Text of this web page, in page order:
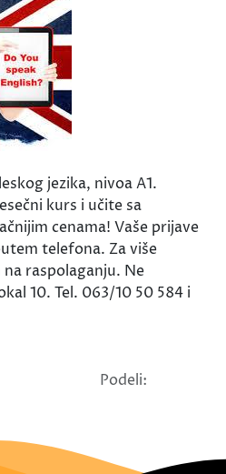
jezika, nivoa A1.
kurs i učite sa
cenama! Vaše prijave
telefona. Za više
raspolaganju. Ne
10. Tel. 063/10 50 584 i
Podeli: